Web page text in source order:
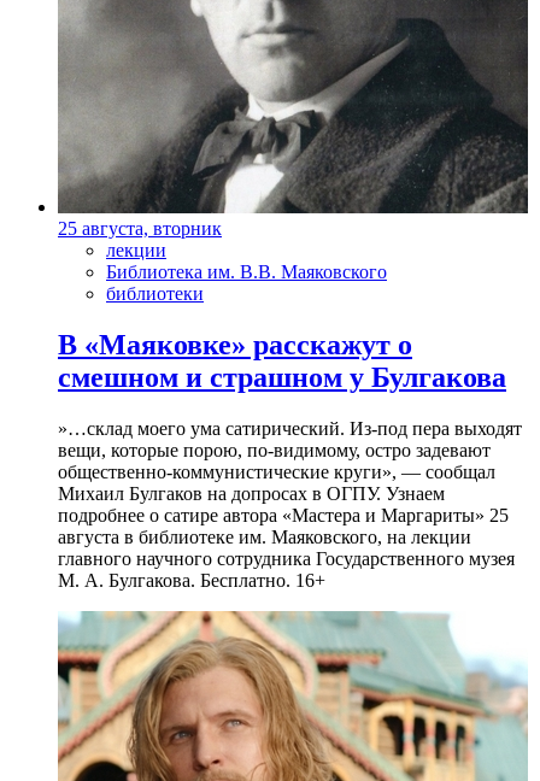
25 августа, вторник
лекции
Библиотека им. В.В. Маяковского
библиотеки
В «Маяковке» расскажут о
смешном и страшном у Булгакова
»…склад моего ума сатирический. Из-под пера выходят
вещи, которые порою, по-видимому, остро задевают
общественно-коммунистические круги», — сообщал
Михаил Булгаков на допросах в ОГПУ. Узнаем
подробнее о сатире автора «Мастера и Маргариты» 25
августа в библиотеке им. Маяковского, на лекции
главного научного сотрудника Государственного музея
М. А. Булгакова. Бесплатно. 16+